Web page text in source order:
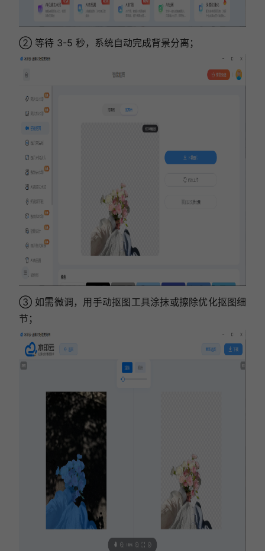
② 等待 3-5 秒，系统自动完成背景分离；
③ 如需微调，用手动抠图工具涂抹或擦除优化抠图细
节；